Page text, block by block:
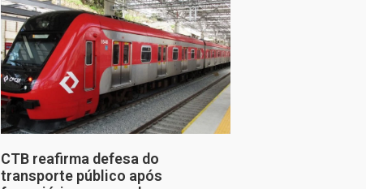
CTB reafirma defesa do
transporte público após